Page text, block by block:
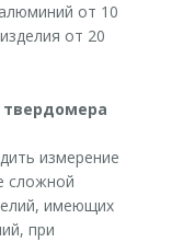
от 10
от 20
твердомера
измерение
сложной
имеющих
при